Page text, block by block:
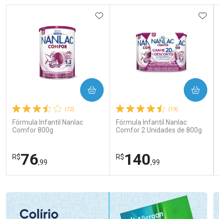
(72)
Fórmula Infantil Nanlac
Comfor 800g
R$76,99
ADICIONAR AOS FAVORITOS
COMPRAR
(19)
Fórmula Infantil Nanlac
Comfor 2 Unidades de 800g
R$140,99
COMPRAR
Laboratório
Por Menos